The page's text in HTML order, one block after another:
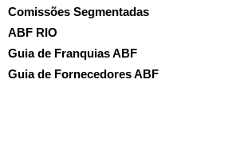
Comissões Segmentadas
ABF RIO
Guia de Franquias ABF
Guia de Fornecedores ABF